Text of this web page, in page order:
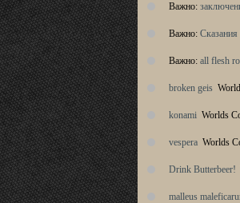
Важно:
Важно:
Важно: all flesh
broken geis
konami Worlds
vespera Worlds
Drink Butterbeer!
malleus